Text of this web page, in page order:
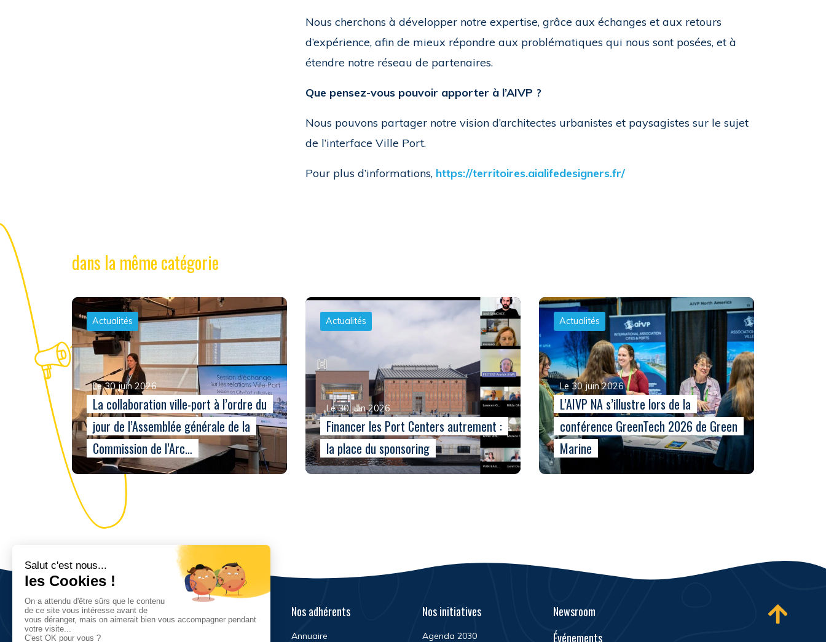
Nous cherchons à développer notre expertise, grâce aux échanges et aux retours
d’expérience, afin de mieux répondre aux problématiques qui nous sont posées, et à
étendre notre réseau de partenaires.
Que pensez-vous pouvoir apporter à l’AIVP ?
Nous pouvons partager notre vision d’architectes urbanistes et paysagistes sur le sujet
de l’interface Ville Port.
Pour plus d’informations, https://territoires.aialifedesigners.fr/
dans la même catégorie
Actualités
Le 30 juin 2026
La collaboration ville-port à l’ordre du
jour de l’Assemblée générale de la
Commission de l’Arc…
Actualités
Le 30 juin 2026
Financer les Port Centers autrement :
la place du sponsoring
Actualités
Le 30 juin 2026
L’AIVP NA s’illustre lors de la
conférence GreenTech 2026 de Green
Marine
Nos adhérents
Annuaire
Nos initiatives
Agenda 2030
Newsroom
Événements